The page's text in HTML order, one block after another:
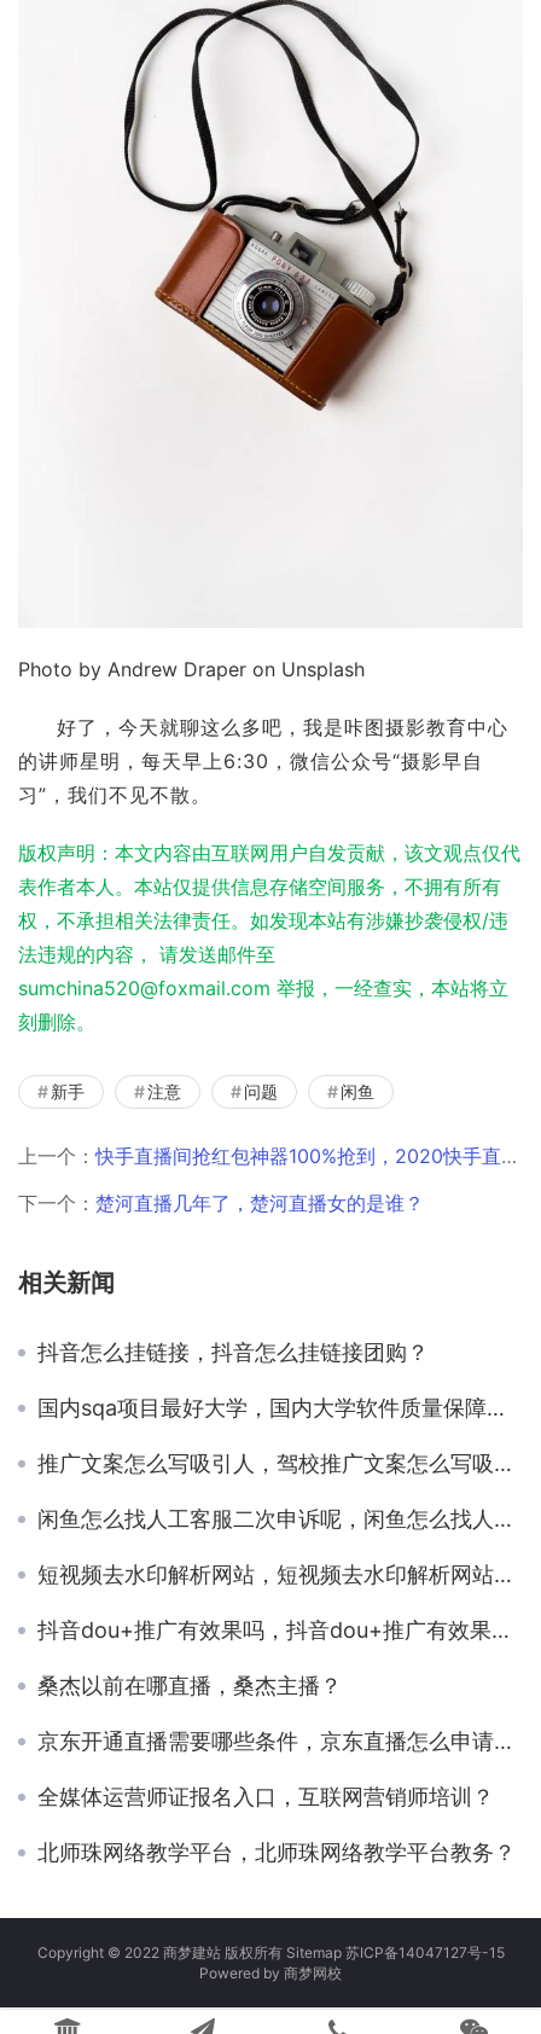
Photo by Andrew Draper on Unsplash
好了，今天就聊这么多吧，我是咔图摄影教育中心
的讲师星明，每天早上6:30，微信公众号“摄影早自
习”，我们不见不散。
版权声明：本文内容由互联网用户自发贡献，该文观点仅代
表作者本人。本站仅提供信息存储空间服务，不拥有所有
权，不承担相关法律责任。如发现本站有涉嫌抄袭侵权/违
法违规的内容， 请发送邮件至
sumchina520@foxmail.com 举报，一经查实，本站将立
刻删除。
新手 注意 问题 闲鱼
上一个：快手直播间抢红包神器100%抢到，2020快手直播间抢红包神器？
下一个： 楚河直播几年了，楚河直播女的是谁？
相关新闻
抖音怎么挂链接，抖音怎么挂链接团购？
国内sqa项目最好大学，国内大学软件质量保障项目排名？
推广文案怎么写吸引人，驾校推广文案怎么写吸引人？
闲鱼怎么找人工客服二次申诉呢，闲鱼怎么找人工客服二次申诉成功？
短视频去水印解析网站，短视频去水印解析网站免费？
抖音dou+推广有效果吗，抖音dou+推广有效果吗,想退款怎么办？
桑杰以前在哪直播，桑杰主播？
京东开通直播需要哪些条件，京东直播怎么申请多少钱？
全媒体运营师证报名入口，互联网营销师培训？
北师珠网络教学平台，北师珠网络教学平台教务？
Copyright © 2022 商梦建站 版权所有 Sitemap 苏ICP备14047127号-15
Powered by 商梦网校